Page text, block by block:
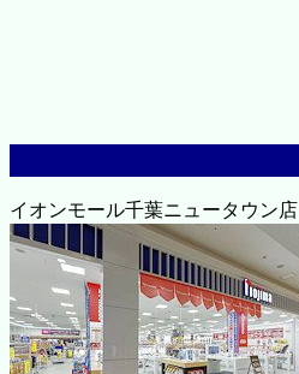
イオンモール千葉ニュータウン店